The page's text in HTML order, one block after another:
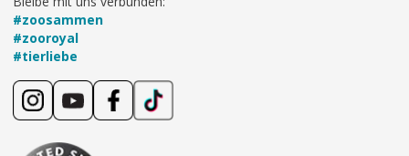
#zoosammen
#zooroyal
#tierliebe